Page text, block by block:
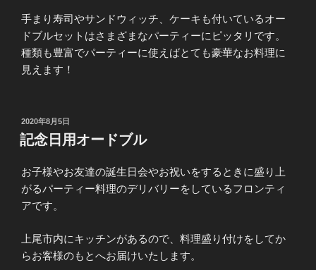
手まり寿司やサンドウィッチ、ケーキも付いているオー
ドブルセットはさまざまなパーティーにピッタリです。
種類も豊富でパーティーに使えばとても豪華なお料理に
見えます！
投
稿
日:
2020年8月5日
記念日用オードブル
お子様やお友達の誕生日会やお祝いをするときに盛り上
がるパーティー料理のデリバリーをしているフロンティ
アです。
上尾市内にキッチンがあるので、料理盛り付けをしてか
らお客様のもとへお届けいたします。